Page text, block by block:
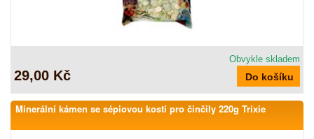
Obvykle skladem
29,00 Kč
Minerální kámen se sépiovou kostí pro činčily 220g Trixie